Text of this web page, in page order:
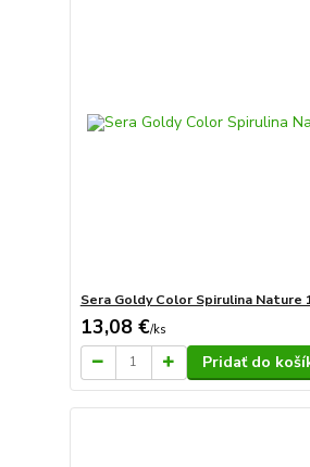
Sera Goldy Color Spirulina Nature
13,08 €/ks
Pridať do